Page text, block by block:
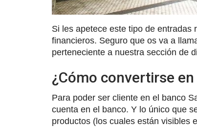
Si les apetece este tipo de entradas
financieros. Seguro que os va a
perteneciente a nuestra sección de
¿Cómo convertirse
Para poder ser cliente en el banco
cuenta en el banco. Y lo único que
productos (los cuales están visibles